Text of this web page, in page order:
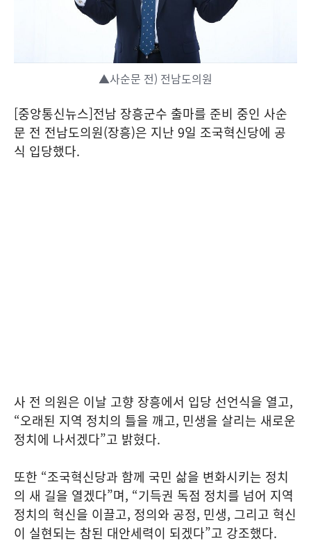
▲사순문 전) 전남도의원
[중앙통신뉴스]전남 장흥군수 출마를 준비 중인 사순
문 전 전남도의원(장흥)은 지난 9일 조국혁신당에 공
식 입당했다.
사 전 의원은 이날 고향 장흥에서 입당 선언식을 열고,
“오래된 지역 정치의 틀을 깨고, 민생을 살리는 새로운
정치에 나서겠다”고 밝혔다.
또한 “조국혁신당과 함께 국민 삶을 변화시키는 정치
의 새 길을 열겠다”며, “기득권 독점 정치를 넘어 지역
정치의 혁신을 이끌고, 정의와 공정, 민생, 그리고 혁신
이 실현되는 참된 대안세력이 되겠다”고 강조했다.